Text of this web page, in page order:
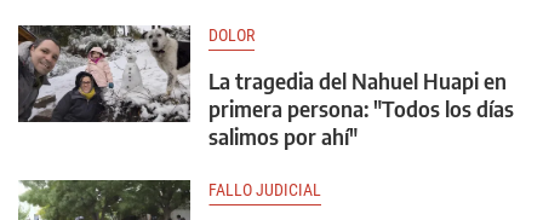
DOLOR
La tragedia del Nahuel Huapi en
primera persona: "Todos los días
salimos por ahí"
FALLO JUDICIAL